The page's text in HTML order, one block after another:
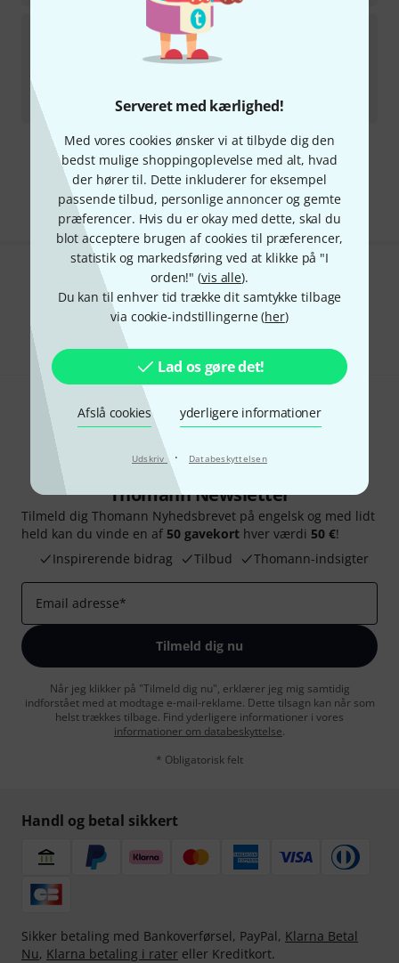
Serveret med kærlighed!
Med vores cookies ønsker vi at tilbyde dig den
bedst mulige shoppingoplevelse med alt, hvad
der hører til. Dette inkluderer for eksempel
passende tilbud, personlige annoncer og gemte
præferencer. Hvis du er okay med dette, skal du
blot acceptere brugen af cookies til præferencer,
statistik og markedsføring ved at klikke på "I
orden!" (vis alle).
Du kan til enhver tid trække dit samtykke tilbage
via cookie-indstillingerne (her)
Lad os gøre det!
Afslå cookies yderligere informationer
Udskriv · Databeskyttelsen
Kalimba 21 Solid Maple B-Stock
på lager
30-dages-bedste-pris:599
-10%
Gratis levering fra 1.100 kr
Alle priser er inkl. moms
Kan du lide det du ser?
Del Hjælp og feedback
Thomann Newsletter
Tilmeld dig Thomann Nyhedsbrevet på engelsk og med lidt
held kan du vinde en af 50 gavekort hver værdi 50 €!
Inspirerende bidrag
Tilbud Thomann-indsigter
Email adresse*
Tilmeld dig nu
Når jeg klikker på "Tilmeld dig nu", erklærer jeg mig samtidig
indforstået med at modtage e-mail-reklame. Dette tilsagn kan når som
helst trækkes tilbage. Find yderligere informationer i vores
informationer om databeskyttelse.
* Obligatorisk felt
Handl og betal sikkert
Sikker betaling med Bankoverførsel, PayPal, Klarna Betal
Nu, Klarna betaling i rater eller Kreditkort.